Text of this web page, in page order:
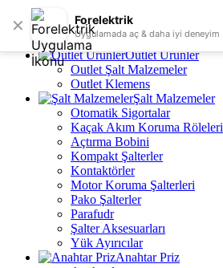
✕ Forelektrik
Uygulamada aç & daha iyi deneyim
Skip to navigation Skip to main content
Tüm Kategoriler
Outlet Ürünler
Outlet Şalt Malzemeler
Outlet Klemens
Şalt Malzemeler
Otomatik Sigortalar
Kaçak Akım Koruma Röleleri
Açtırma Bobini
Kompakt Şalterler
Kontaktörler
Motor Koruma Şalterleri
Pako Şalterler
Parafudr
Şalter Aksesuarları
Yük Ayırıcılar
Anahtar Priz